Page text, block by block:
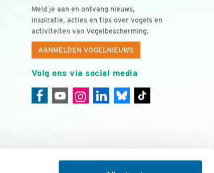
Meld je aan en ontvang nieuws,
inspiratie, acties en tips over vogels en
activiteiten van Vogelbescherming.
AANMELDEN VOGELNIEUWS
Volg ons via social media